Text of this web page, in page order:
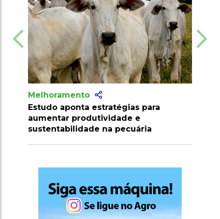
para
Melhoramento
Brasil conquista novos mercados na
Malásia e Cuba para carnes e limões